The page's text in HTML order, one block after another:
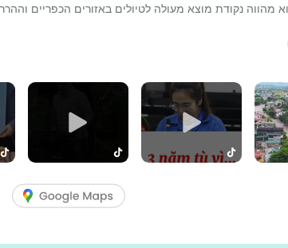
מהווה נקודת מוצא מעולה לטיולים באזורים הכפריים